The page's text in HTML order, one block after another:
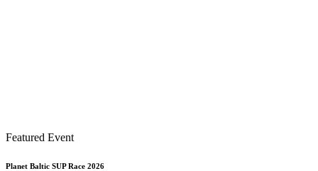
Featured Event
Planet Baltic SUP Race 2026